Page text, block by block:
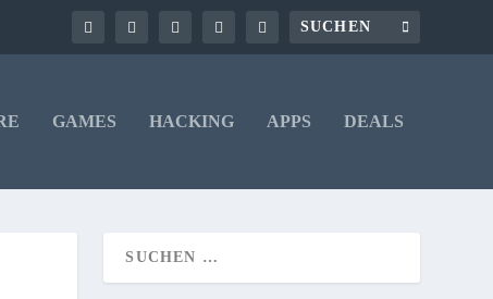
GAMES HACKING APPS DEALS